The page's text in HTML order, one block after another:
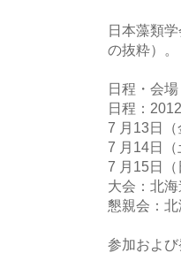
日本藻類
の抜粋）。
日程・会場
日程：
7 月13日
7 月14日
7 月15日
大会：北
懇親会：
参加およ